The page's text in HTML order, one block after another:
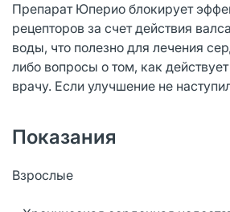
Препарат Юперио блокирует
рецепторов за счет действия
воды, что полезно для лечения
либо вопросы о том, как
врачу. Если улучшение не
Показания
Взрослые